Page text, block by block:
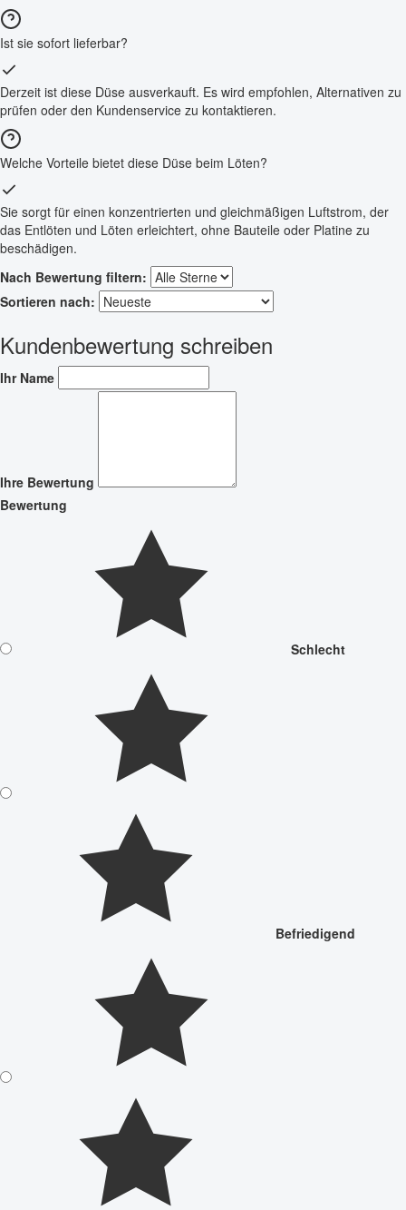
Ist sie sofort lieferbar?
Derzeit ist diese Düse ausverkauft. Es wird empfohlen, Alternativen zu
prüfen oder den Kundenservice zu kontaktieren.
Welche Vorteile bietet diese Düse beim Löten?
Sie sorgt für einen konzentrierten und gleichmäßigen Luftstrom, der
das Entlöten und Löten erleichtert, ohne Bauteile oder Platine zu
beschädigen.
Nach Bewertung filtern:
Sortieren nach:
Kundenbewertung schreiben
Ihr Name
Ihre Bewertung
Bewertung
Schlecht
Befriedigend